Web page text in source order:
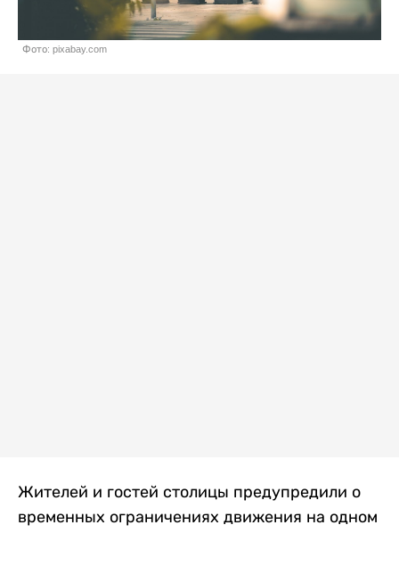
Фото: pixabay.com
Жителей и гостей столицы предупредили о
временных ограничениях движения на одном